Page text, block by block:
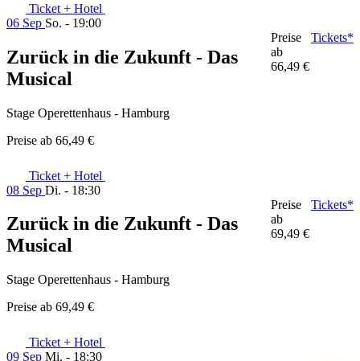
Ticket + Hotel
06 Sep So. - 19:00
Zurück in die Zukunft - Das
Musical
Stage Operettenhaus - Hamburg
Preise ab 66,49 €
Preise
ab
66,49 €
Tickets*
Ticket + Hotel
08 Sep Di. - 18:30
Zurück in die Zukunft - Das
Musical
Stage Operettenhaus - Hamburg
Preise ab 69,49 €
Preise
ab
69,49 €
Tickets*
Ticket + Hotel
09 Sep Mi. - 18:30